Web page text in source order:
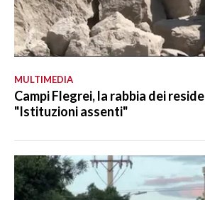
MULTIMEDIA
Campi Flegrei, la rabbia dei
"Istituzioni assenti"